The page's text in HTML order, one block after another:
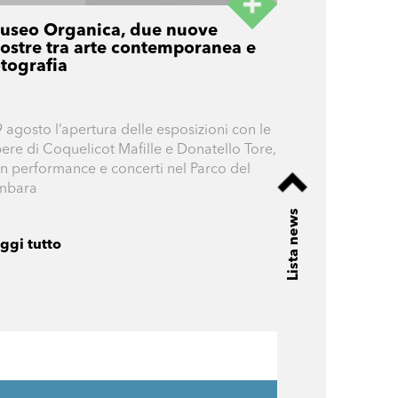
Organica, due nuove
tra arte contemporanea e
agosto l’apertura delle esposizioni con le
di Coquelicot Mafille e Donatello Tore,
performance e concerti nel Parco del
tutto Lista news